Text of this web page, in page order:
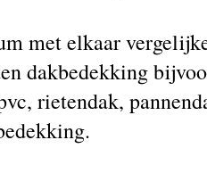
met elkaar
dakbedekking
rietendak,